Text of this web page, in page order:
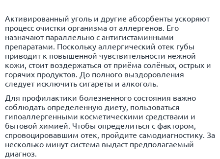
Активированный уголь и другие абсорбенты ускоряют
процесс очистки организма от аллергенов. Его
назначают параллельно с антигистаминными
препаратами. Поскольку аллергический отек губы
приводит к повышенной чувствительности нежной
кожи, стоит воздержаться от приёма солёных, острых и
горячих продуктов. До полного выздоровления
следует исключить сигареты и алкоголь.
Для профилактики болезненного состояния важно
соблюдать определенную диету, пользоваться
гипоаллергенными косметическими средствами и
бытовой химией. Чтобы определиться с фактором,
спровоцировавшим отек, пройдите самодиагностику. За
несколько минут система выдаст предполагаемый
диагноз.